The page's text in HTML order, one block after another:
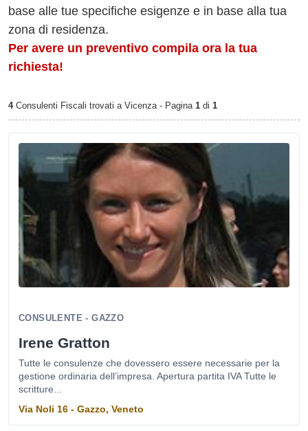
base alle tue specifiche esigenze e in base alla tua
zona di residenza.
Per avere un preventivo compila ora la tua
richiesta!
4Consulenti Fiscali trovati a Vicenza - Pagina 1 di 1
CONSULENTE - GAZZO
Irene Gratton
Tutte le consulenze che dovessero essere necessarie per la
gestione ordinaria dell’impresa. Apertura partita IVA Tutte le
scritture...
Via Noli 16 - Gazzo, Veneto